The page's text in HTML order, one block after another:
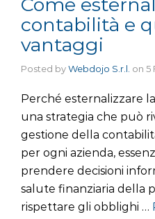
contabilità e
vantaggi
Posted byWebdojo S.r.l. on 5
Perché esternalizzare
una strategia che può
gestione della
per ogni azienda,
prendere decisioni
salute finanziaria della
rispettare gli obblighi …